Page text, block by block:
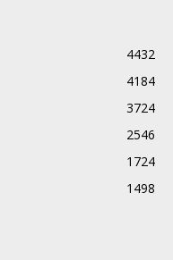
4432
4184
3724
2546
1724
1498